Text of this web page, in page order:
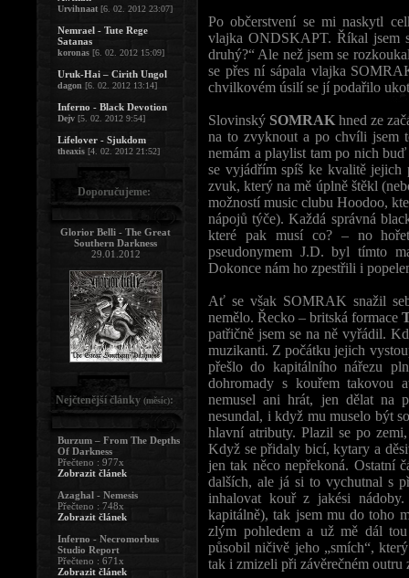
Po občerstvení se mi naskytl
vlajka ONDSKAPT. Říkal jsem
druhý?“ Ale než jsem se
se přes ní sápala vlajka
chvilkovém úsilí se jí podařilo
Slovinský SOMRAK hned ze
na to zvyknout a po chvíli jsem
nemám a playlist tam po nich
se vyjádřím spíš ke kvalitě jejich
zvuk, který na mě úplně štěkl
možností music clubu Hoodoo,
nápojů týče). Každá správná
které pak musí co? – no
pseudonymem J.D. byl tímto
Dokonce nám ho zpestřili i
Ať se však SOMRAK snažil
nemělo. Řecko – britská formace
patřičně jsem se na ně vyřádil.
muzikanti. Z počátku jejich
přešlo do kapitálního nářezu
dohromady s kouřem takovou
nemusel ani hrát, jen dělat na
nesundal, i když mu muselo být
hlavní atributy. Plazil se po
Když se přidaly bicí, kytary a
jen tak něco nepřekoná. Ostatní
dalších, ale já si to vychutnal s
inhalovat kouř z jakési
kapitálně), tak jsem mu do toho
zlým pohledem a už mě dál
působil ničivě jeho „smích“,
tak i zmizeli při závěrečném outru
Urvihnaat [6. 02. 2012 23:07]
Nemrael - Tute Rege
Satanas
koronas [6. 02. 2012 15:09]
Uruk-Hai – Cirith Ungol
dagon [6. 02. 2012 13:14]
Inferno - Black Devotion
Dejv [5. 02. 2012 9:54]
Lifelover - Sjukdom
theaxis [4. 02. 2012 21:52]
Doporučujeme:
Glorior Belli - The Great
Southern Darkness
29.01.2012
Nejčtenější články (měsíc):
Burzum – From The Depths
Of Darkness
Přečteno : 977x
Zobrazit článek
Azaghal - Nemesis
Přečteno : 748x
Zobrazit článek
Inferno - Necromorbus
Studio Report
Přečteno : 671x
Zobrazit článek